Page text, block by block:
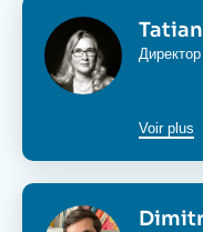
Изображение
Voir plus
Изображение